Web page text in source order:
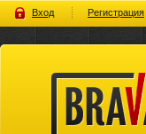
Вход Регистрация